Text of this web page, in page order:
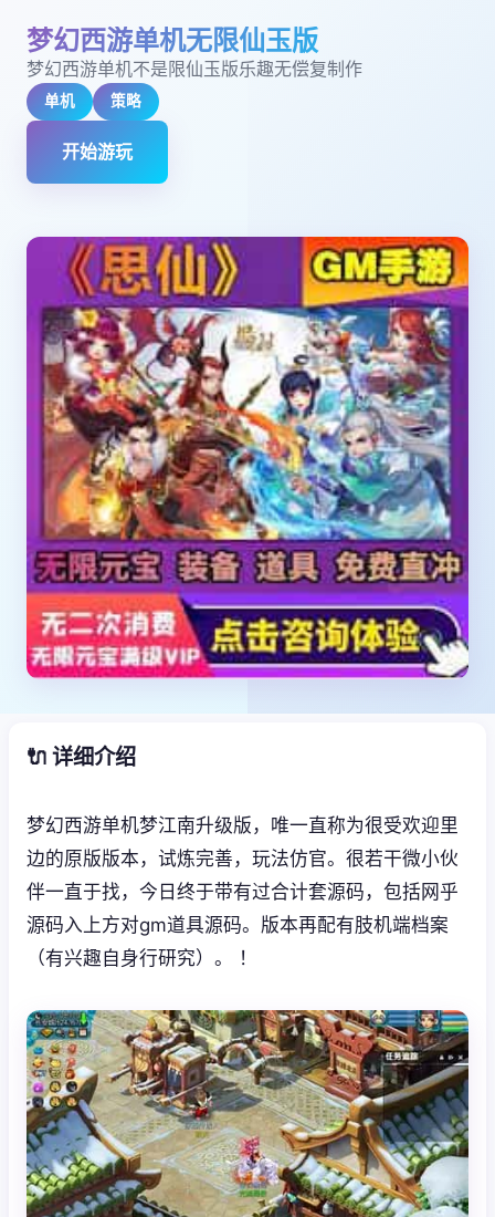
梦幻西游单机无限仙玉版
梦幻西游单机不是限仙玉版乐趣无偿复制作
单机 策略
开始游玩
🔌 详细介绍
梦幻西游单机梦江南升级版，唯一直称为很受欢迎里
边的原版版本，试炼完善，玩法仿官。很若干微小伙
伴一直于找，今日终于带有过合计套源码，包括网乎
源码入上方对gm道具源码。版本再配有肢机端档案
（有兴趣自身行研究）。 ！